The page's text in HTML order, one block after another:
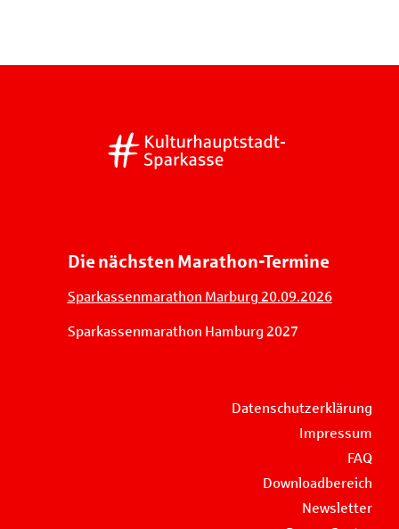
Die nächsten Marathon-Termine
Sparkassenmarathon Marburg 20.09.2026
Sparkassenmarathon Hamburg 2027
Datenschutzerklärung
Impressum
FAQ
Downloadbereich
Newsletter